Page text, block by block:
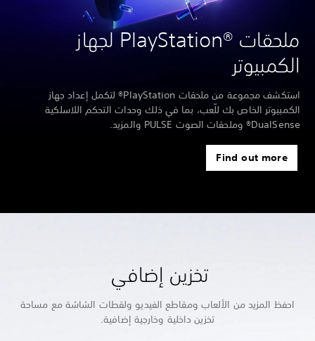
ملحقات PlayStation®‎ لجهاز
الكمبيوتر
استكشف مجموعة من ملحقات PlayStation® لتكمل إعداد جهاز
الكمبيوتر الخاص بك للّعب، بما في ذلك وحدات التحكم اللاسلكية
DualSense® وملحقات الصوت PULSE والمزيد.
Find out more
تخزين إضافي
احفظ المزيد من الألعاب ومقاطع الفيديو ولقطات الشاشة مع مساحة
تخزين داخلية وخارجية إضافية.